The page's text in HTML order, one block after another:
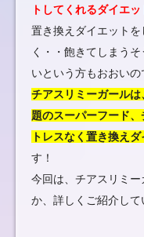
トしてくれるダイエ
置き換えダイエット
く・・飽きてしまう
いという方もおおいの
チアスリミーガール
題のスーパーフード
トレスなく置き換え
す！
今回は、チアスリミ
か、詳しくご紹介して